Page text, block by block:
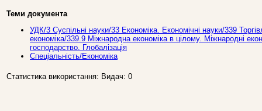
Теми документа
УДК/3 Суспiльнi науки/33 Економiка. Економiчні науки/339
економiка/339.9 Мiжнародна економiка в цiлому. Мiжнароднi
господарство. Глобалізація
Спеціальність/Економіка
Статистика використання: Видач: 0